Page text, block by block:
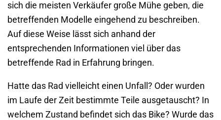
sich die meisten Verkäufer große Mühe geben, die
betreffenden Modelle eingehend zu beschreiben.
Auf diese Weise lässt sich anhand der
entsprechenden Informationen viel über das
betreffende Rad in Erfahrung bringen.
Hatte das Rad vielleicht einen Unfall? Oder wurden
im Laufe der Zeit bestimmte Teile ausgetauscht? In
welchem Zustand befindet sich das Bike? Wurde das